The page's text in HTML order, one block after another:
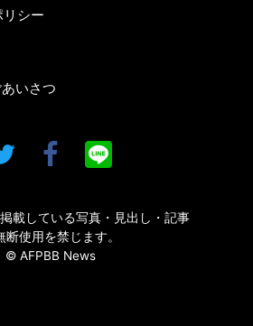
シー
いさつ
載している写真・見出し・記事
断使用を禁じます。
© AFPBB News